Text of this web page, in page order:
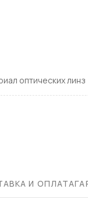
оптических линз
И ОПЛАТА